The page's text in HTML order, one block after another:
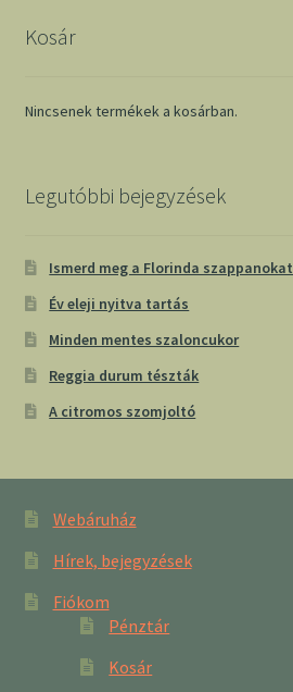
Kosár
Nincsenek termékek a kosárban.
Legutóbbi bejegyzések
Ismerd meg a Florinda szappanokat
Év eleji nyitva tartás
Minden mentes szaloncukor
Reggia durum tészták
A citromos szomjoltó
Webáruház
Hírek, bejegyzések
Fiókom
Pénztár
Kosár